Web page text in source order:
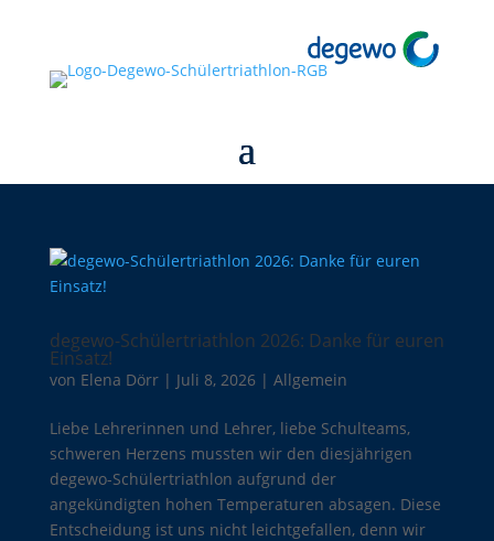
degewo-Schülertriathlon 2026: Danke für euren
Einsatz!
von Elena Dörr| Juli 8, 2026| Allgemein
Liebe Lehrerinnen und Lehrer, liebe Schulteams,
schweren Herzens mussten wir den diesjährigen
degewo-Schülertriathlon aufgrund der
angekündigten hohen Temperaturen absagen. Diese
Entscheidung ist uns nicht leichtgefallen, denn wir